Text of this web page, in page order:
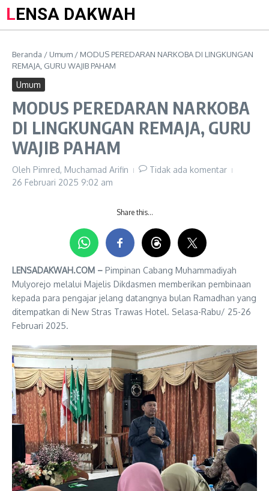
LENSA DAKWAH
Beranda / Umum / MODUS PEREDARAN NARKOBA DI LINGKUNGAN
REMAJA, GURU WAJIB PAHAM
Umum
MODUS PEREDARAN NARKOBA
DI LINGKUNGAN REMAJA, GURU
WAJIB PAHAM
Oleh Pimred, Muchamad Arifin
Tidak ada komentar
26 Februari 2025 9:02 am
Share this…
LENSADAKWAH.COM – Pimpinan Cabang Muhammadiyah
Mulyorejo melalui Majelis Dikdasmen memberikan pembinaan
kepada para pengajar jelang datangnya bulan Ramadhan yang
ditempatkan di New Stras Trawas Hotel. Selasa-Rabu/ 25-26
Februari 2025.